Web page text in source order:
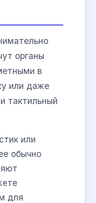
органы
в
или даже
тактильный
или
обычно
для